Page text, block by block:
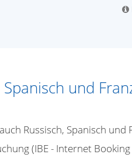
und
Russisch, Spanisch und
(IBE - Internet